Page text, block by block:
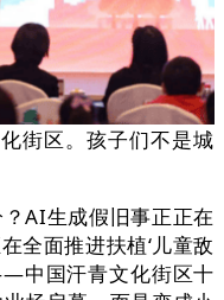
街区。孩子们不是城
AI生成假旧事正正在
全面推进扶植‘儿童敌
中国汗青文化街区十